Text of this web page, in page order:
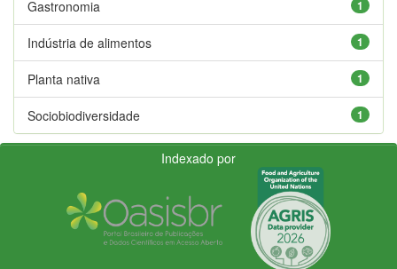
1
Gastronomia
1
Indústria de alimentos
1
Planta nativa
1
Sociobiodiversidade
Indexado por